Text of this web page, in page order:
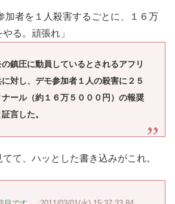
加者を１人殺害するごとに、１６万
る。頑張れ」
鎮圧に動員しているとされるアフリ
対し、デモ参加者１人の殺害に２５
ナール（約１６万５０００円）の報奨
言した。
てて、ハッとした書き込みがこれ。